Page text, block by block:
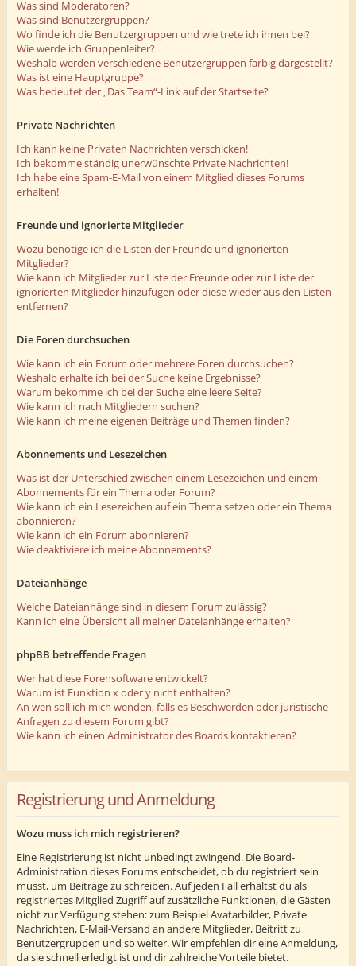
Was sind Moderatoren?
Was sind Benutzergruppen?
Wo finde ich die Benutzergruppen und wie trete ich ihnen bei?
Wie werde ich Gruppenleiter?
Weshalb werden verschiedene Benutzergruppen farbig dargestellt?
Was ist eine Hauptgruppe?
Was bedeutet der „Das Team“-Link auf der Startseite?
Private Nachrichten
Ich kann keine Privaten Nachrichten verschicken!
Ich bekomme ständig unerwünschte Private Nachrichten!
Ich habe eine Spam-E-Mail von einem Mitglied dieses Forums
erhalten!
Freunde und ignorierte Mitglieder
Wozu benötige ich die Listen der Freunde und ignorierten
Mitglieder?
Wie kann ich Mitglieder zur Liste der Freunde oder zur Liste der
ignorierten Mitglieder hinzufügen oder diese wieder aus den Listen
entfernen?
Die Foren durchsuchen
Wie kann ich ein Forum oder mehrere Foren durchsuchen?
Weshalb erhalte ich bei der Suche keine Ergebnisse?
Warum bekomme ich bei der Suche eine leere Seite?
Wie kann ich nach Mitgliedern suchen?
Wie kann ich meine eigenen Beiträge und Themen finden?
Abonnements und Lesezeichen
Was ist der Unterschied zwischen einem Lesezeichen und einem
Abonnements für ein Thema oder Forum?
Wie kann ich ein Lesezeichen auf ein Thema setzen oder ein Thema
abonnieren?
Wie kann ich ein Forum abonnieren?
Wie deaktiviere ich meine Abonnements?
Dateianhänge
Welche Dateianhänge sind in diesem Forum zulässig?
Kann ich eine Übersicht all meiner Dateianhänge erhalten?
phpBB betreffende Fragen
Wer hat diese Forensoftware entwickelt?
Warum ist Funktion x oder y nicht enthalten?
An wen soll ich mich wenden, falls es Beschwerden oder juristische
Anfragen zu diesem Forum gibt?
Wie kann ich einen Administrator des Boards kontaktieren?
Registrierung und Anmeldung
Wozu muss ich mich registrieren?
Eine Registrierung ist nicht unbedingt zwingend. Die Board-
Administration dieses Forums entscheidet, ob du registriert sein
musst, um Beiträge zu schreiben. Auf jeden Fall erhältst du als
registriertes Mitglied Zugriff auf zusätzliche Funktionen, die Gästen
nicht zur Verfügung stehen: zum Beispiel Avatarbilder, Private
Nachrichten, E-Mail-Versand an andere Mitglieder, Beitritt zu
Benutzergruppen und so weiter. Wir empfehlen dir eine Anmeldung,
da sie schnell erledigt ist und dir zahlreiche Vorteile bietet.